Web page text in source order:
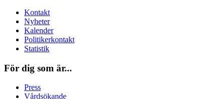
Kontakt
Nyheter
Kalender
Politikerkontakt
Statistik
För dig som är...
Press
Vårdsökande